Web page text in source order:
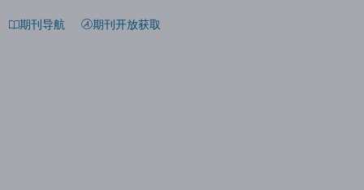
期刊导航 期刊开放获取